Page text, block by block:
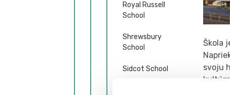
Royal Russell
School
Shrewsbury
School
Sidcot School
Škola
svoju